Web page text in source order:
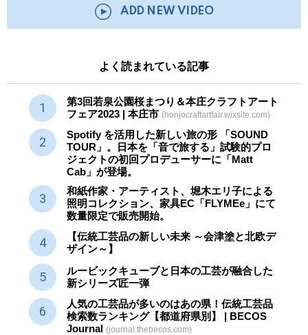
ADD NEW VIDEO
よく読まれている記事
第3回若泉公園桜まつり＆本庄クラフトアート
フェア2023 | 本庄市 (honjocraftartfair.wixsite.com)
Spotify を活用した新しい旅の形 「SOUND
TOUR」。日本を「音で旅する」試験的プロ
ジェクトの初回プロデューサーに「Matt
Cab」が登場。
和紙作家・アーティスト、堀木エリ子による
照明コレクション、家具EC「FLYMEe」にて
数量限定で販売開始。
【伝統工芸品の新しい未来 ～会津塗と北欧デ
ザイン～】
ルービックキューブと日本の工芸が融合した
新シリーズ匠一弾
人気の工芸品が多いのはあの県！伝統工芸品
検索数ランキング【都道府県別】 | BECOS
Journal (journal.thebecos.com)